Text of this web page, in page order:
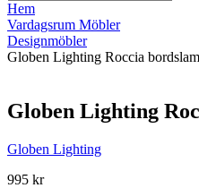
Hem
Vardagsrum Möbler
Designmöbler
Globen Lighting Roccia
Globen Lighting
Globen Lighting
995 kr